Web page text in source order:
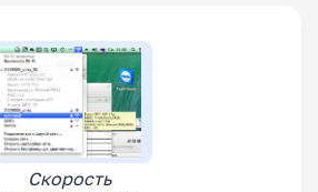
Скорость